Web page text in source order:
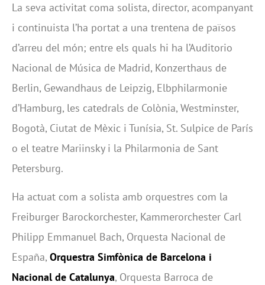
La seva activitat coma solista, director, acompanyant
i continuista l’ha portat a una trentena de països
d’arreu del món; entre els quals hi ha l’Auditorio
Nacional de Música de Madrid, Konzerthaus de
Berlin, Gewandhaus de Leipzig, Elbphilarmonie
d’Hamburg, les catedrals de Colònia, Westminster,
Bogotà, Ciutat de Mèxic i Tunísia, St. Sulpice de París
o el teatre Mariinsky i la Philarmonia de Sant
Petersburg.
Ha actuat com a solista amb orquestres com la
Freiburger Barockorchester, Kammerorchester Carl
Philipp Emmanuel Bach, Orquesta Nacional de
España, Orquestra Simfònica de Barcelona i
Nacional de Catalunya, Orquesta Barroca de